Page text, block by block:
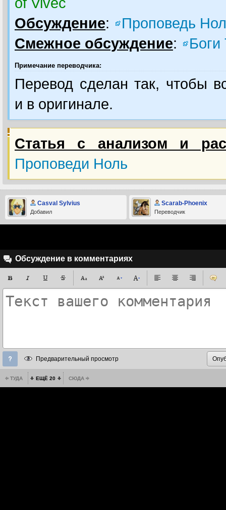
Обсуждение:
Проповедь
Смежное обсуждение: Боги
Примечание переводчика:
Перевод сделан так, чтобы
и в оригинале.
Статья с анализом и
Проповеди Ноль
Casval Sylvius
Добавил
Scarab-Phoenix
Переводчик
Обсуждение в комментариях
Предварительный просмотр
ТУДА ЕЩЁ 20 СЮДА